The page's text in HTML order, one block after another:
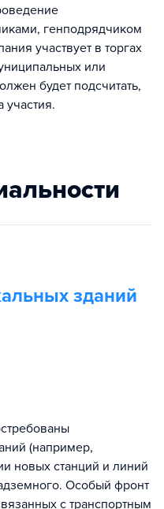
генподрядчиком
участвует в торгах
или
будет подсчитать,
участия.
зданий
(например,
новых станций и линий
Особый фронт
с транспортным